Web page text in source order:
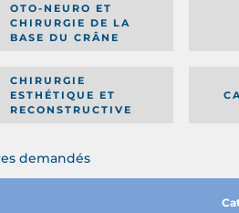
OTO-NEURO ET
CHIRURGIE DE LA
BASE DU CRÂNE
CHIRURGIE
ESTHÉTIQUE ET
RECONSTRUCTIVE
demandés